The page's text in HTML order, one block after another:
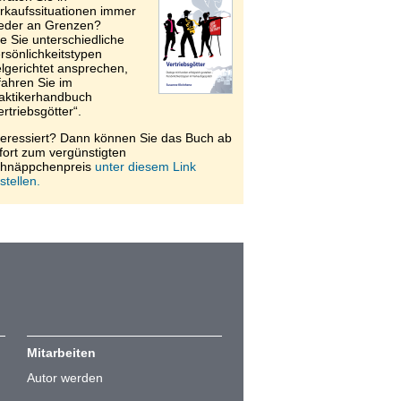
immer
an Grenzen?
Sie unterschiedliche
ansprechen,
Sie im
Dann können Sie das Buch ab
zum vergünstigten
unter diesem Link
Mitarbeiten
Autor werden